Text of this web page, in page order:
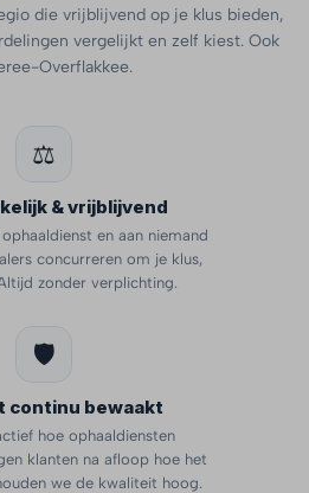
die vrijblijvend op je klus bieden,
vergelijkt en zelf kiest. Ook
Overflakkee.
⚖️
& vrijblijvend
en aan niemand
concurreren om je klus,
zonder verplichting.
🛡️
continu bewaakt
hoe ophaaldiensten
klanten na afloop hoe het
we de kwaliteit hoog.